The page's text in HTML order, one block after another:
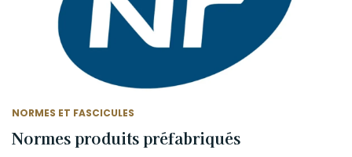
NORMES ET FASCICULES
Normes produits préfabriqués